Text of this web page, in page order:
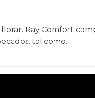
Ray Comfort
tal como…